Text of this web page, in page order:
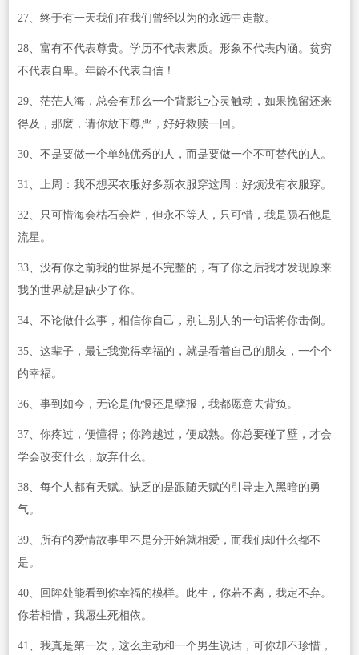
27、终于有一天我们在我们曾经以为的永远中走散。
28、富有不代表尊贵。学历不代表素质。形象不代表内涵。贫穷
不代表自卑。年龄不代表自信！
29、茫茫人海，总会有那么一个背影让心灵触动，如果挽留还来
得及，那麽，请你放下尊严，好好救赎一回。
30、不是要做一个单纯优秀的人，而是要做一个不可替代的人。
31、上周：我不想买衣服好多新衣服穿这周：好烦没有衣服穿。
32、只可惜海会枯石会烂，但永不等人，只可惜，我是陨石他是
流星。
33、没有你之前我的世界是不完整的，有了你之后我才发现原来
我的世界就是缺少了你。
34、不论做什么事，相信你自己，别让别人的一句话将你击倒。
35、这辈子，最让我觉得幸福的，就是看着自己的朋友，一个个
的幸福。
36、事到如今，无论是仇恨还是孽报，我都愿意去背负。
37、你疼过，便懂得；你跨越过，便成熟。你总要碰了壁，才会
学会改变什么，放弃什么。
38、每个人都有天赋。缺乏的是跟随天赋的引导走入黑暗的勇
气。
39、所有的爱情故事里不是分开始就相爱，而我们却什么都不
是。
40、回眸处能看到你幸福的模样。此生，你若不离，我定不弃。
你若相惜，我愿生死相依。
41、我真是第一次，这么主动和一个男生说话，可你却不珍惜，